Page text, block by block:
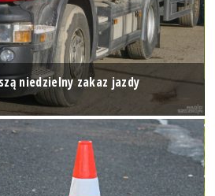
niedzielny zakaz jazdy